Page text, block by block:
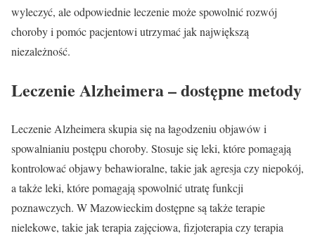
wyleczyć, ale odpowiednie leczenie może spowolnić rozwój
choroby i pomóc pacjentowi utrzymać jak największą
niezależność.
Leczenie Alzheimera – dostępne metody
Leczenie Alzheimera skupia się na łagodzeniu objawów i
spowalnianiu postępu choroby. Stosuje się leki, które pomagają
kontrolować objawy behawioralne, takie jak agresja czy niepokój,
a także leki, które pomagają spowolnić utratę funkcji
poznawczych. W Mazowieckim dostępne są także terapie
nielekowe, takie jak terapia zajęciowa, fizjoterapia czy terapia